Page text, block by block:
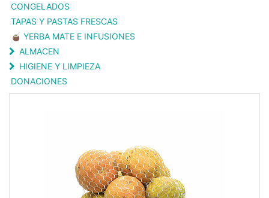
CONGELADOS
TAPAS Y PASTAS FRESCAS
🧉 YERBA MATE E INFUSIONES
ALMACEN
HIGIENE Y LIMPIEZA
DONACIONES